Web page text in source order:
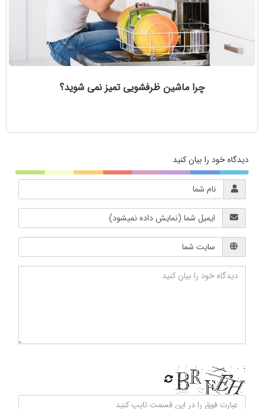
چرا ماشین ظرفشویی تمیز نمی شوید؟
دیدگاه خود را بیان کنید